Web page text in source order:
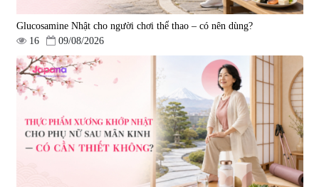
Glucosamine Nhật cho người chơi thể thao – có nên dùng?
16
09/08/2026